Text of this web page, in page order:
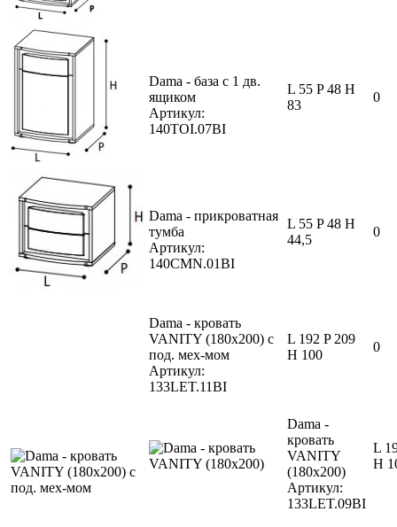
Dama - база с 1 дв.
ящиком
Артикул:
140TOI.07BI
L 55 P 48 H
83
0
Dama - прикроватная
тумба
Артикул:
140CMN.01BI
L 55 P 48 H
44,5
0
Dama - кровать
VANITY (180x200) с
под. мех-мом
Артикул:
133LET.11BI
L 192 P 209
H 100
0
Dama -
кровать
VANITY
(180x200)
Артикул:
133LET.09BI
L
H